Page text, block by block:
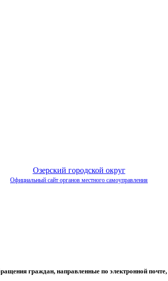
Озерский городской округ
Официальный сайт органов местного самоуправления
граждан, направленные по электронной почте,